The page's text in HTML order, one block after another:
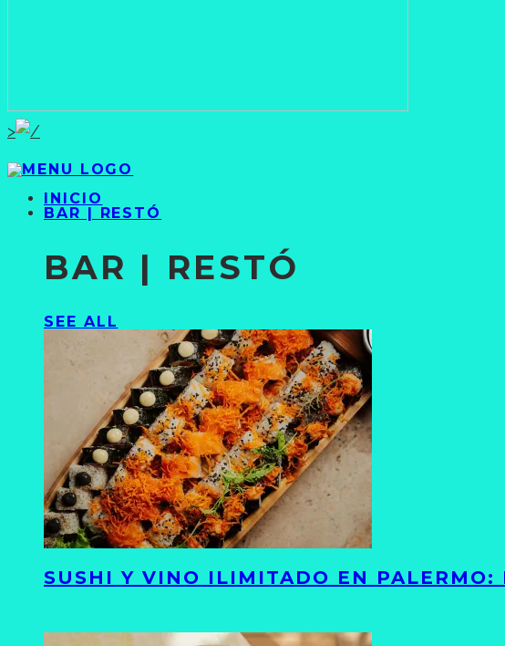
>
INICIO
BAR | RESTÓ
BAR | RESTÓ
SEE ALL
SUSHI Y VINO ILIMITADO EN PALERMO: